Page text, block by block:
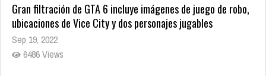
Gran filtración de GTA 6 incluye imágenes de juego de robo,
ubicaciones de Vice City y dos personajes jugables
Sep 19, 2022
6486 Views